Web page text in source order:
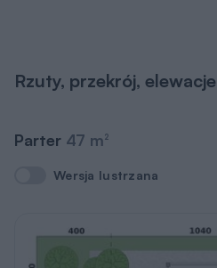
Rzuty, przekrój, elewacje
Parter 47 m2
Wersja lustrzana
Wersja lustrzana